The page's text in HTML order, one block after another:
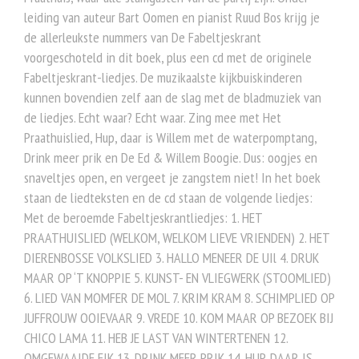
leiding van auteur Bart Oomen en pianist Ruud Bos krijg je
de allerleukste nummers van De Fabeltjeskrant
voorgeschoteld in dit boek, plus een cd met de originele
Fabeltjeskrant-liedjes. De muzikaalste kijkbuiskinderen
kunnen bovendien zelf aan de slag met de bladmuziek van
de liedjes. Echt waar? Echt waar. Zing mee met Het
Praathuislied, Hup, daar is Willem met de waterpomptang,
Drink meer prik en De Ed & Willem Boogie. Dus: oogjes en
snaveltjes open, en vergeet je zangstem niet! In het boek
staan de liedteksten en de cd staan de volgende liedjes:
Met de beroemde Fabeltjeskrantliedjes: 1. HET
PRAATHUISLIED (WELKOM, WELKOM LIEVE VRIENDEN) 2. HET
DIERENBOSSE VOLKSLIED 3. HALLO MENEER DE UIl 4. DRUK
MAAR OP ‘T KNOPPIE 5. KUNST- EN VLIEGWERK (STOOMLIED)
6. LIED VAN MOMFER DE MOL 7. KRIM KRAM 8. SCHIMPLIED OP
JUFFROUW OOIEVAAR 9. VREDE 10. KOM MAAR OP BEZOEK BIJ
CHICO LAMA 11. HEB JE LAST VAN WINTERTENEN 12.